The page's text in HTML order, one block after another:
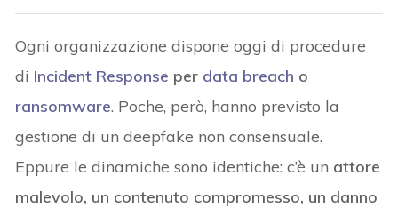
Ogni organizzazione dispone oggi di procedure
di Incident Response per data breach o
ransomware. Poche, però, hanno previsto la
gestione di un deepfake non consensuale.
Eppure le dinamiche sono identiche: c’è un attore
malevolo, un contenuto compromesso, un danno